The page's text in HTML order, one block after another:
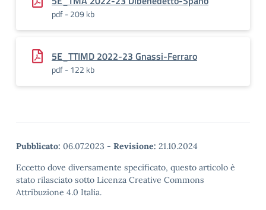
pdf - 209 kb
5E_TTIMD 2022-23 Gnassi-Ferraro
pdf - 122 kb
Pubblicato: 06.07.2023 - Revisione: 21.10.2024
Eccetto dove diversamente specificato, questo articolo è
stato rilasciato sotto Licenza Creative Commons
Attribuzione 4.0 Italia.